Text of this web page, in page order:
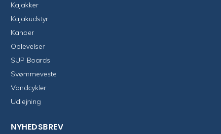
Kajakker
Kajakudstyr
Kanoer
Oplevelser
SUP Boards
Svømmeveste
Vandcykler
Udlejning
NYHEDSBREV